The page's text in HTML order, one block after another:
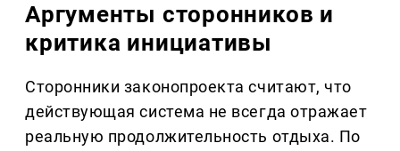
Аргументы сторонников и
критика инициативы
Сторонники законопроекта считают, что
действующая система не всегда отражает
реальную продолжительность отдыха. По